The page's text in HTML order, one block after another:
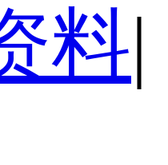
料|